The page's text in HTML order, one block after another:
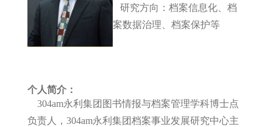
研究方向：档案信息化、档
案数据治理、档案保护等
个人简介：
304am永利集团图书情报与档案管理学科博士点
负责人，304am永利集团档案事业发展研究中心主